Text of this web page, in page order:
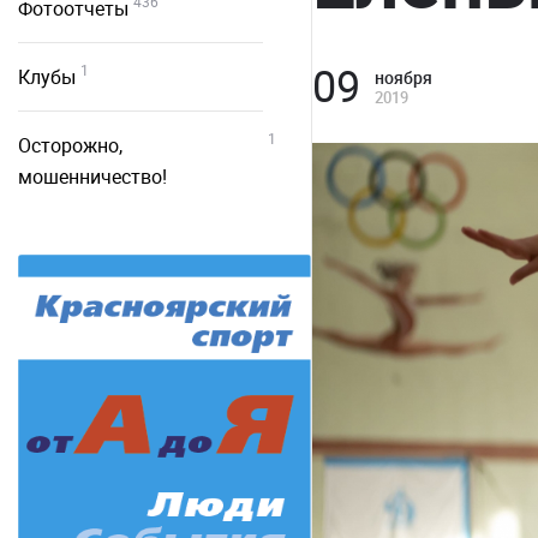
Фотоотчеты
Клубы 1
Осторожно,
мошенничество!
1
09 ноября
2019